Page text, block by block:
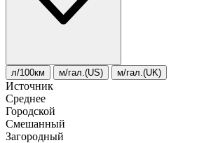
л/100км м/гал.(US) м/гал.(UK)
Источник
Среднее
Городской
Смешанный
Загородный